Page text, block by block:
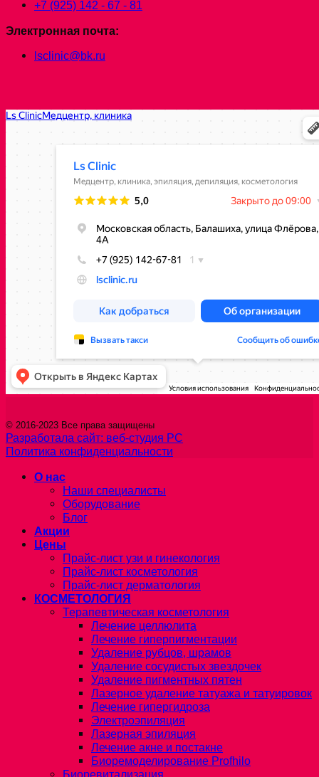
+7 (925) 142 - 67 - 81
Электронная почта:
lsclinic@bk.ru
© 2016-2023 Все права защищены
Разработала сайт: веб-студия РС
Политика конфиденциальности
О нас
Наши специалисты
Оборудование
Блог
Акции
Цены
Прайс-лист узи и гинекология
Прайс-лист косметология
Прайс-лист дерматология
КОСМЕТОЛОГИЯ
Терапевтическая косметология
Лечение целлюлита
Лечение гиперпигментации
Удаление рубцов, шрамов
Удаление сосудистых звездочек
Удаление пигментных пятен
Лазерное удаление татуажа и татуировок
Лечение гипергидроза
Электроэпиляция
Лазерная эпиляция
Лечение акне и постакне
Биоремоделирование Profhilo
Биоревитализация